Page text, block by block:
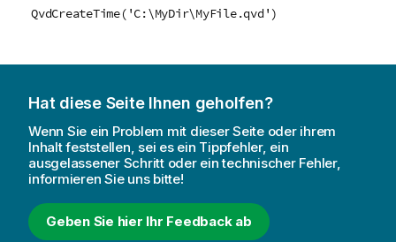
QvdCreateTime('C:\MyDir\MyFile.qvd')
Hat diese Seite Ihnen geholfen?
Wenn Sie ein Problem mit dieser Seite oder ihrem
Inhalt feststellen, sei es ein Tippfehler, ein
ausgelassener Schritt oder ein technischer Fehler,
informieren Sie uns bitte!
Geben Sie hier Ihr Feedback ab